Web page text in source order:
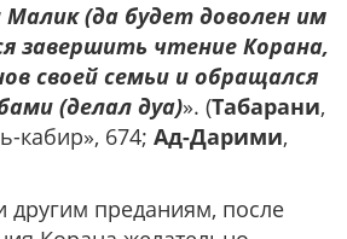
Малик (да будет доволен им
завершить чтение Корана,
своей семьи и обращался
(делал дуа)». (Табарани,
кабир», 674; Ад-Дарими,
другим преданиям, после